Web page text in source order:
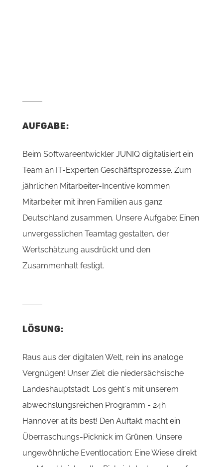
AUFGABE:
Beim Softwareentwickler JUNIQ digitalisiert ein
Team an IT-Experten Geschäftsprozesse. Zum
jährlichen Mitarbeiter-Incentive kommen
Mitarbeiter mit ihren Familien aus ganz
Deutschland zusammen. Unsere Aufgabe: Einen
unvergesslichen Teamtag gestalten, der
Wertschätzung ausdrückt und den
Zusammenhalt festigt.
LÖSUNG:
Raus aus der digitalen Welt, rein ins analoge
Vergnügen! Unser Ziel: die niedersächsische
Landeshauptstadt. Los geht´s mit unserem
abwechslungsreichen Programm - 24h
Hannover at its best! Den Auftakt macht ein
Überraschungs-Picknick im Grünen. Unsere
ungewöhnliche Eventlocation: Eine Wiese direkt